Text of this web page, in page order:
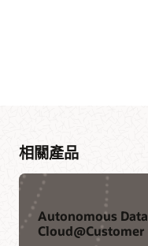
相關產品
Autonomous
Cloud@Customer